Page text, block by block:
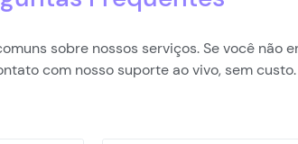
sobre nossos serviços. Se você não
com nosso suporte ao vivo, sem custo.